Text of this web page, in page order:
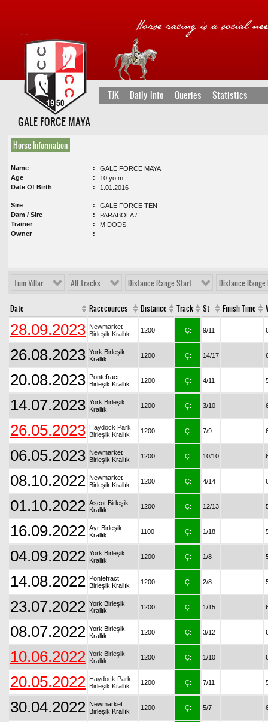
TJK Daily Info Queries Statistics
GALE FORCE MAYA
Horse Information
Name
GALE FORCE MAYA
Age
10 yo m
Date Of Birth
1.01.2016
Sire
GALE FORCE TEN
Dam / Sire
PARABOLA /
Trainer
M DODS
Owner
Tüm Yıllar All Tracks Distance Range Start Distance Range
Date Racecources Distance Track St Finish Time
28.09.2023 Newmarket
Birleşik Krallık
1200 Ç: 9/11
26.08.2023 York Birleşik
Krallık
1200 Ç: 14/17
20.08.2023 Pontefract
Birleşik Krallık
1200 Ç: 4/11
14.07.2023 York Birleşik
Krallık
1200 Ç: 3/10
26.05.2023 Haydock Park
Birleşik Krallık
1200 Ç: 7/9
06.05.2023 Newmarket
Birleşik Krallık
1200 Ç: 10/10
08.10.2022 Newmarket
Birleşik Krallık
1200 Ç: 4/14
01.10.2022 Ascot Birleşik
Krallık
1200 Ç: 12/13
16.09.2022 Ayr Birleşik
Krallık
1100 Ç: 1/18
04.09.2022 York Birleşik
Krallık
1200 Ç: 1/8
14.08.2022 Pontefract
Birleşik Krallık
1200 Ç: 2/8
23.07.2022 York Birleşik
Krallık
1200 Ç: 1/15
08.07.2022 York Birleşik
Krallık
1200 Ç: 3/12
10.06.2022 York Birleşik
Krallık
1200 Ç: 1/10
20.05.2022 Haydock Park
Birleşik Krallık
1200 Ç: 7/11
30.04.2022 Newmarket
Birleşik Krallık
1200 Ç: 5/7